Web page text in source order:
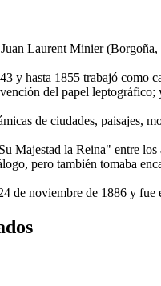
Laurent Minier
y hasta 1855 trabajó como
del papel
de ciudades, paisajes,
Majestad la Reina" entre
pero también tomaba
de noviembre de 1886 y fue